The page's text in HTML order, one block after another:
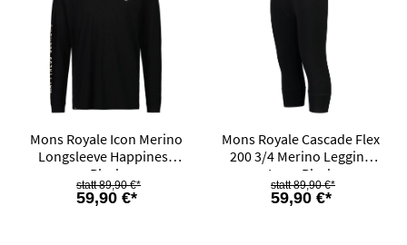
Mons Royale Icon Merino
Longsleeve Happiness
Black
59,90 €*
89,90 €*
Mons Royale Cascade Flex
200 3/4 Merino Legging
Logo Black
59,90 €*
89,90 €*